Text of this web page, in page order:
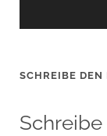
SCHREIBE DEN